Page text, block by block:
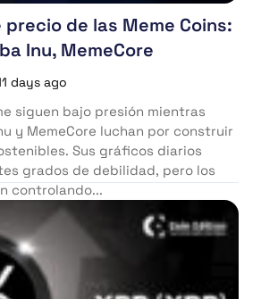
de las Meme Coins:
Inu, MemeCore
days ago
siguen bajo presión mientras
y MemeCore luchan por construir
Sus gráficos diarios
grados de debilidad, pero los
controlando...